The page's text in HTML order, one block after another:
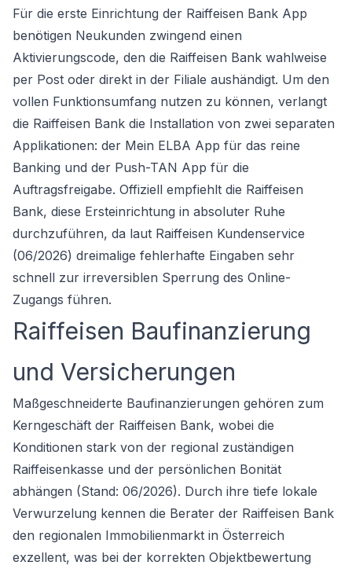
Für die erste Einrichtung der Raiffeisen Bank App
benötigen Neukunden zwingend einen
Aktivierungscode, den die Raiffeisen Bank wahlweise
per Post oder direkt in der Filiale aushändigt. Um den
vollen Funktionsumfang nutzen zu können, verlangt
die Raiffeisen Bank die Installation von zwei separaten
Applikationen: der Mein ELBA App für das reine
Banking und der Push-TAN App für die
Auftragsfreigabe. Offiziell empfiehlt die Raiffeisen
Bank, diese Ersteinrichtung in absoluter Ruhe
durchzuführen, da laut Raiffeisen Kundenservice
(06/2026) dreimalige fehlerhafte Eingaben sehr
schnell zur irreversiblen Sperrung des Online-
Zugangs führen.
Raiffeisen Baufinanzierung
und Versicherungen
Maßgeschneiderte Baufinanzierungen gehören zum
Kerngeschäft der Raiffeisen Bank, wobei die
Konditionen stark von der regional zuständigen
Raiffeisenkasse und der persönlichen Bonität
abhängen (Stand: 06/2026). Durch ihre tiefe lokale
Verwurzelung kennen die Berater der Raiffeisen Bank
den regionalen Immobilienmarkt in Österreich
exzellent, was bei der korrekten Objektbewertung